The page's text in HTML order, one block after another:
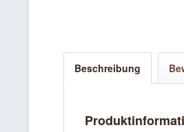
Beschreibung